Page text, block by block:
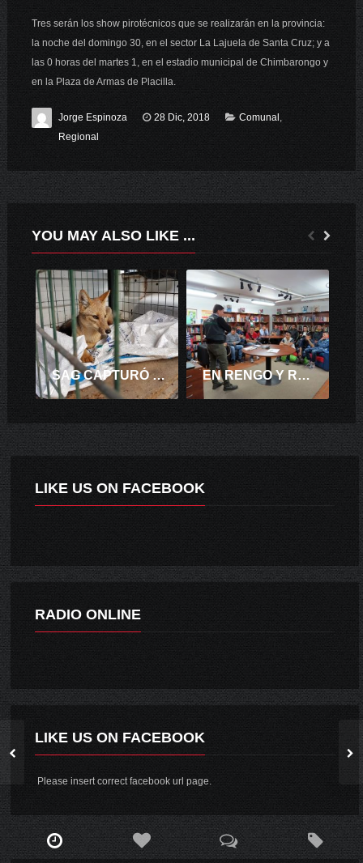
Tres serán los show pirotécnicos que se realizarán en la provincia:
la noche del domingo 30, en el sector La Lajuela de Santa Cruz; y a
las 0 horas del martes 1, en el estadio municipal de Chimbarongo y
en la Plaza de Armas de Placilla.
Jorge Espinoza 28 Dic, 2018 Comunal
Regional
YOU MAY ALSO LIKE ...
SAG CAPTURÓ ZORRO QUE MERODEABA ÁREA URBANA DE RANCAGUA. EN RENGO Y RANCAGUA UNIDAD DE DERECHOS HUMANOS ENTREGÓ CARTILLA CON DEBERES Y DERECHOS A PRIVADOS DE LIBERTAD.
LIKE US ON FACEBOOK
RADIO ONLINE
LIKE US ON FACEBOOK
Please insert correct facebook url page.